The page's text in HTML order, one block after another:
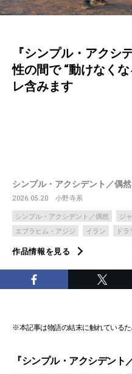
『シンプル・アクシ
性の間で “動けなく
レ含みます
シンプル・アクシデント／偶然
2026.05.20 小野寺系
シンプル・アクシデント／偶然 ジ
エブラヒム・アジジ
イラン ドラ
作品情報を見る
※本記事は物語の結末に触れているた
『シンプル・アクシデント